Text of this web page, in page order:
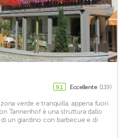
9,1 Eccellente (119)
verde e tranquilla, appena fuori
Tannenhof è una struttura dallo
un giardino con barbecue e di